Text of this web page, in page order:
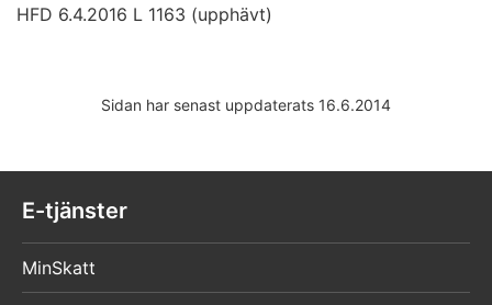
HFD 6.4.2016 L 1163 (upphävt)
Sidan har senast uppdaterats 16.6.2014
E-tjänster
MinSkatt